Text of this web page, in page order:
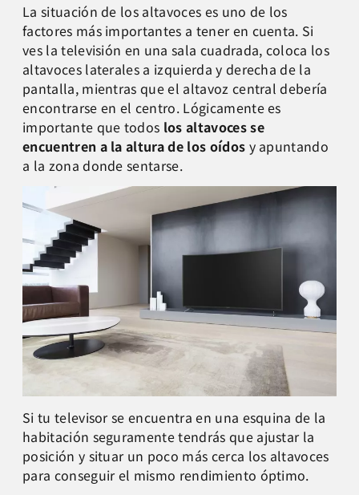
La situación de los altavoces es uno de los
factores más importantes a tener en cuenta. Si
ves la televisión en una sala cuadrada, coloca los
altavoces laterales a izquierda y derecha de la
pantalla, mientras que el altavoz central debería
encontrarse en el centro. Lógicamente es
importante que todos los altavoces se
encuentren a la altura de los oídos y apuntando
a la zona donde sentarse.
Si tu televisor se encuentra en una esquina de la
habitación seguramente tendrás que ajustar la
posición y situar un poco más cerca los altavoces
para conseguir el mismo rendimiento óptimo.